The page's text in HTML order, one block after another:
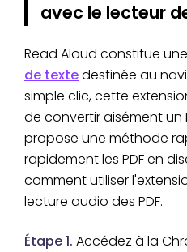
avec le lecteur
Read Aloud constitue une
de textedestinée au
simple clic, cette
de convertir aisément un
propose une méthode
rapidement les PDF en
comment utiliser
lecture audio des PDF.
Étape 1. Accédez à la